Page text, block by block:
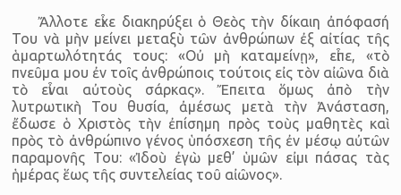
Ἄλλοτε εἶχε διακηρύξει ὁ Θεὸς τὴν δίκαιη ἀπόφασή
Του νὰ μὴν μείνει μεταξὺ τῶν ἀνθρώπων ἐξ αἰτίας τῆς
ἁμαρτωλότητάς τους: «Οὐ μὴ καταμείνῃ», εἶπε, «τὸ
πνεῦμα μου ἐν τοῖς ἀνθρώποις τούτοις εἰς τὸν αἰῶνα διὰ
τὸ εἶναι αὐτοὺς σάρκας». Ἔπειτα ὅμως ἀπὸ τὴν
λυτρωτικὴ Του θυσία, ἀμέσως μετὰ τὴν Ἀνάσταση,
ἔδωσε ὁ Χριστὸς τὴν ἐπίσημη πρὸς τοὺς μαθητὲς καὶ
πρὸς τὸ ἀνθρώπινο γένος ὑπόσχεση τῆς ἐν μέσῳ αὐτῶν
παραμονῆς Του: «Ἰδοὺ ἐγὼ μεθ’ ὑμῶν εἰμι πάσας τὰς
ἡμέρας ἕως τῆς συντελείας τοῦ αἰῶνος».